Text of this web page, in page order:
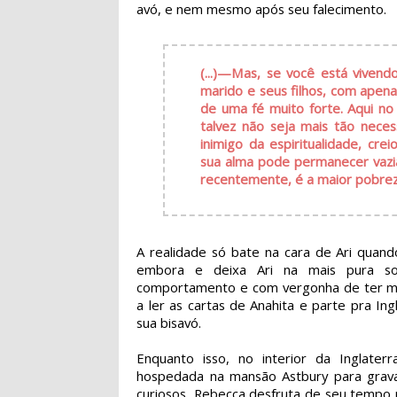
avó, e nem mesmo após seu falecimento.
(...)—Mas, se você está
marido e seus filhos, com
de uma fé muito forte. Aqui
talvez não seja mais tão
inimigo da espiritualidade,
sua alma pode permanecer
recentemente, é a maior
A realidade só bate na cara de Ari
embora e deixa Ari na mais pura
comportamento e com vergonha de ter
a ler as cartas de Anahita e parte pra
sua bisavó.
Enquanto isso, no interior da
hospedada na mansão Astbury para
curiosos, Rebecca desfruta de seu